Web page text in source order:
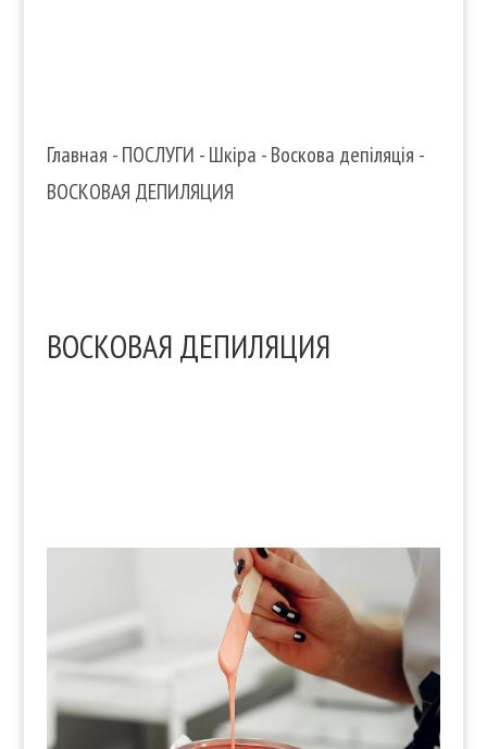
Главная -ПОСЛУГИ -Шкіра -Воскова депіляція -
ВОСКОВАЯ ДЕПИЛЯЦИЯ
ВОСКОВАЯ ДЕПИЛЯЦИЯ